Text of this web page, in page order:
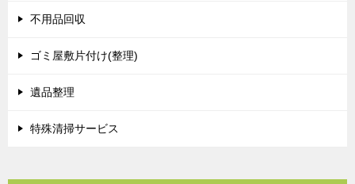
シ 不用品回収
ゴミ屋敷片付け(整理)
遺品整理
特殊清掃サービス